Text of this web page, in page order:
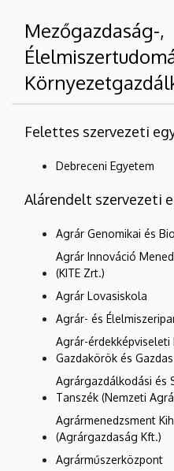
Mezőgazdaság-,
Felettes szervezeti
Debreceni Egyetem
Alárendelt szervezeti
Agrár Genomikai és
Agrár Innováció
(KITE Zrt.)
Agrár Lovasiskola
Agrár- és
Agrár-
Gazdakörök és
Agrárgazdálkodási és
Tanszék (Nemzeti
Agrármenedzsment
(Agrárgazdaság Kft.)
Agrárműszerközpont